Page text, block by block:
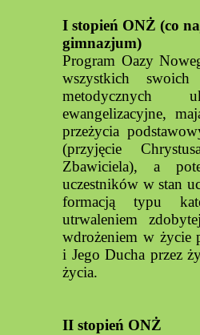
I stopień ONŻ (co
gimnazjum)
Program Oazy
wszystkich
metodycznych
ewangelizacyjne,
przeżycia
(przyjęcie
Zbawiciela), a
uczestników w stan
formacją typu
utrwaleniem
wdrożeniem w życie
i Jego Ducha przez
życia.
II stopień ONŻ